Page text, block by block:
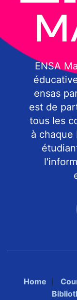
ENSA
ensas
est de
tous les
à chaque
Home